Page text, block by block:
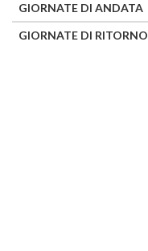
GIORNATE DI ANDATA
GIORNATE DI RITORNO